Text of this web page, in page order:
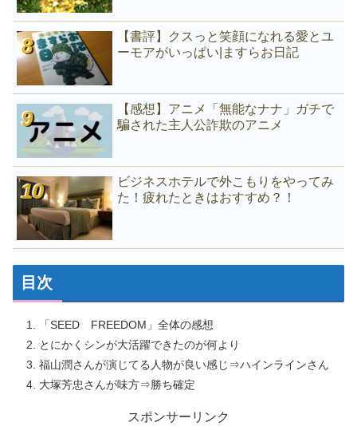
【書評】クスっと笑顔になれる愛とユ
ーモアがいっぱい|ますらお日記
【感想】アニメ「無能なナナ」ガチで
騙された主人公詐欺のアニメ
ビジネスホテルで外こもりをやってみ
た！疲れたときはおすすめ？！
目次
「SEED FREEDOM」全体の感想
とにかくシンが大活躍できたのが何より
福山潤さんが演じてる人物が良い感じ⇒ハインラインさん
大塚芳忠さんが味方⇒勝ち確定
スポンサーリンク